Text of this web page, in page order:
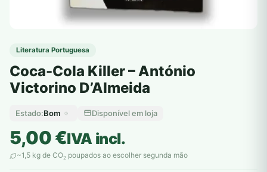
Literatura Portuguesa
Coca-Cola Killer – António
Victorino D’Almeida
Estado:Bom Disponível em loja
5,00€IVA incl.
~1,5 kg de CO2 poupados ao escolher segunda mão